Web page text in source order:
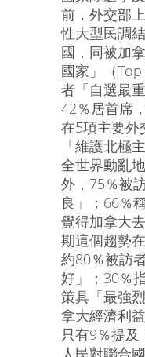
前，外交部
性大型民調
國，同被加
國家」（
者「自選最
42％居首席
在5項主要外
「維護北極
全世界動亂
外，75％被
良」；66％
覺得加拿大
期這個趨勢
約80％被訪
好」；30％
策具「最強
拿大經濟利
只有9％提
人民對聯合